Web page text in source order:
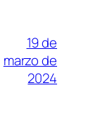
19 de
marzo de
2024